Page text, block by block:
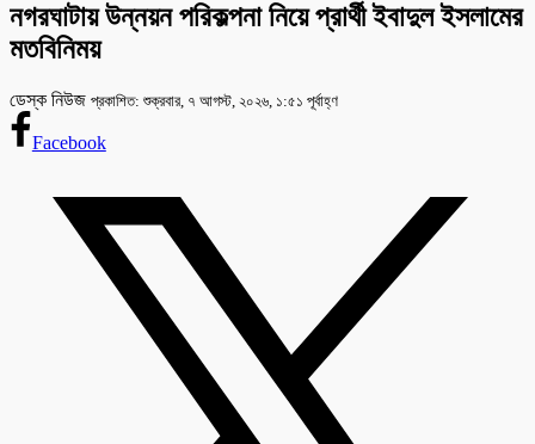
নগরঘাটায় উন্নয়ন পরিকল্পনা নিয়ে প্রার্থী ইবাদুল ইসলামের
মতবিনিময়
ডেস্ক নিউজ প্রকাশিত: শুক্রবার, ৭ আগস্ট, ২০২৬, ১:৫১ পূর্বাহ্ণ
Facebook